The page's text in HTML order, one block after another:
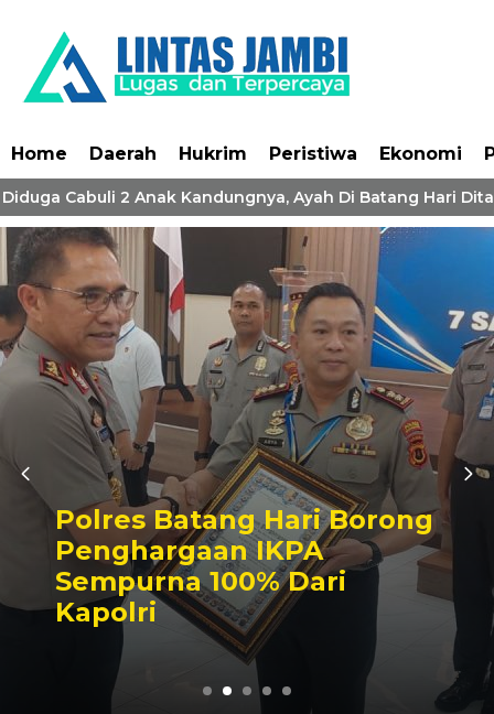
Home Daerah Hukrim Peristiwa Ekonomi
Cabuli 2 Anak Kandungnya, Ayah Di Batang Hari
Polres Batang Hari Borong
Penghargaan IKPA
Sempurna 100% Dari
Kapolri